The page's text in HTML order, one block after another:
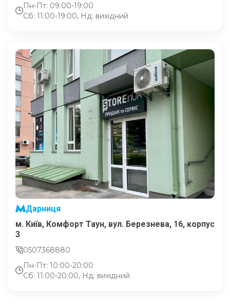
Пн-Пт: 09:00-19:00
Сб: 11:00-19:00, Нд: вихідний
Дарниця
м. Київ, Комфорт Таун, вул. Березнева, 16, корпус
3
0507368880
Пн-Пт: 10:00-20:00
Сб: 11:00-20:00, Нд: вихідний